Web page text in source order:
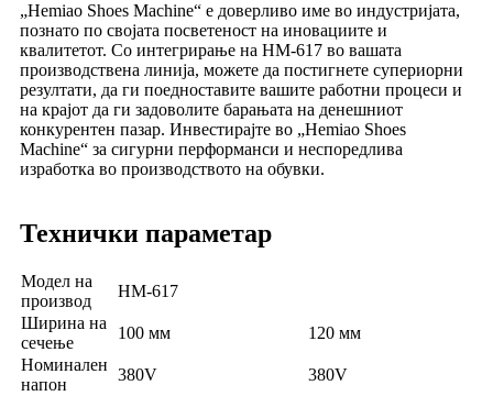
„Hemiao Shoes Machine“ е доверливо име во индустријата,
познато по својата посветеност на иновациите и
квалитетот. Со интегрирање на HM-617 во вашата
производствена линија, можете да постигнете супериорни
резултати, да ги поедноставите вашите работни процеси и
на крајот да ги задоволите барањата на денешниот
конкурентен пазар. Инвестирајте во „Hemiao Shoes
Machine“ за сигурни перформанси и неспоредлива
изработка во производството на обувки.
Технички параметар
Модел на
производ
HM-617
Ширина на
сечење
100 мм
120 мм
Номинален
напон
380V
380V